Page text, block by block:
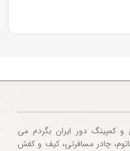
Multitool
و کمپینگ دور ایران بگردم می
چادر مسافرتی، کیف و کفش